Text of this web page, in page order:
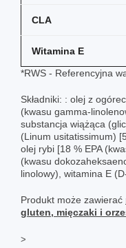
CLA
Witamina E
*RWS - Referencyjna
Składniki: : olej z
(kwasu gamma-
substancja wiążąca
(Linum usitatissimum)
olej rybi [18 % EPA
(kwasu
linolowy), witamina E
Produkt może zawierać
gluten, mięczaki i
>